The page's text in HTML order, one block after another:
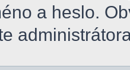
a heslo.